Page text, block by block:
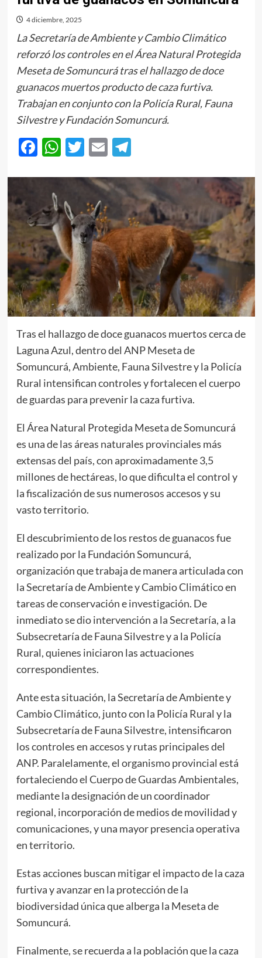
4 diciembre, 2025
La Secretaría de Ambiente y Cambio Climático
reforzó los controles en el Área Natural Protegida
Meseta de Somuncurá tras el hallazgo de doce
guanacos muertos producto de caza furtiva.
Trabajan en conjunto con la Policía Rural, Fauna
Silvestre y Fundación Somuncurá.
Facebook
WhatsApp
Twitter
EmailTelegram
Tras el hallazgo de doce guanacos muertos cerca de
Laguna Azul, dentro del ANP Meseta de
Somuncurá, Ambiente, Fauna Silvestre y la Policía
Rural intensifican controles y fortalecen el cuerpo
de guardas para prevenir la caza furtiva.
El Área Natural Protegida Meseta de Somuncurá
es una de las áreas naturales provinciales más
extensas del país, con aproximadamente 3,5
millones de hectáreas, lo que dificulta el control y
la fiscalización de sus numerosos accesos y su
vasto territorio.
El descubrimiento de los restos de guanacos fue
realizado por la Fundación Somuncurá,
organización que trabaja de manera articulada con
la Secretaría de Ambiente y Cambio Climático en
tareas de conservación e investigación. De
inmediato se dio intervención a la Secretaría, a la
Subsecretaría de Fauna Silvestre y a la Policía
Rural, quienes iniciaron las actuaciones
correspondientes.
Ante esta situación, la Secretaría de Ambiente y
Cambio Climático, junto con la Policía Rural y la
Subsecretaría de Fauna Silvestre, intensificaron
los controles en accesos y rutas principales del
ANP. Paralelamente, el organismo provincial está
fortaleciendo el Cuerpo de Guardas Ambientales,
mediante la designación de un coordinador
regional, incorporación de medios de movilidad y
comunicaciones, y una mayor presencia operativa
en territorio.
Estas acciones buscan mitigar el impacto de la caza
furtiva y avanzar en la protección de la
biodiversidad única que alberga la Meseta de
Somuncurá.
Finalmente, se recuerda a la población que la caza